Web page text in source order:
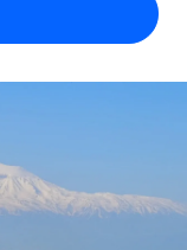
급여 솔루션